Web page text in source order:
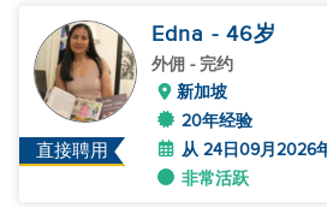
直接聘用
Edna - 46岁
外佣 - 完约
新加坡
20年经验
从 24日09月2026
非常活跃